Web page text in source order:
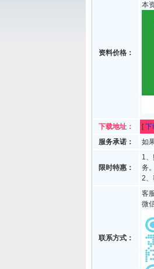
资料价格：
本
下载地址：
[下
服务承诺：
如
限时特惠：
1
务。
2、
联系方式：
客
微